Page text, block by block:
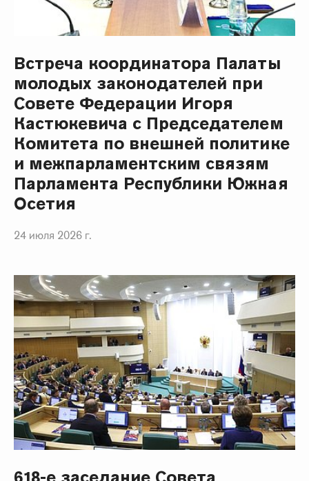
Встреча координатора Палаты
молодых законодателей при
Совете Федерации Игоря
Кастюкевича с Председателем
Комитета по внешней политике
и межпарламентским связям
Парламента Республики Южная
Осетия
24 июля 2026 г.